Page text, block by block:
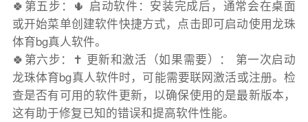
🍀第五步：🌵 启动软件：安装完成后，通常会在桌面
或开始菜单创建软件快捷方式，点击即可启动使用龙珠
体育bg真人软件。
🍀第六步：✝️ 更新和激活（如果需要）： 第一次启动
龙珠体育bg真人软件时，可能需要联网激活或注册。检
查是否有可用的软件更新，以确保使用的是最新版本，
这有助于修复已知的错误和提高软件性能。